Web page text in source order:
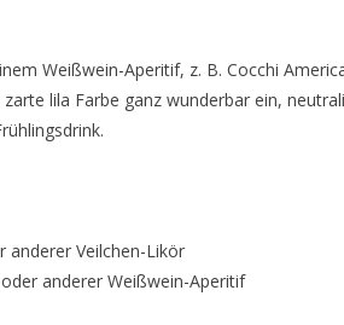
Weißwein-Aperitif, z. B. Cocchi
lila Farbe ganz wunderbar ein,
anderer Veilchen-Likör
anderer Weißwein-Aperitif